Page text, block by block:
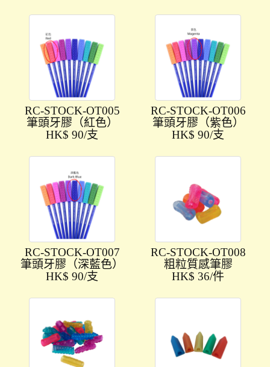
RC-STOCK-OT005
筆頭牙膠（紅色）
HK$ 90/支
RC-STOCK-OT006
筆頭牙膠（紫色）
HK$ 90/支
RC-STOCK-OT007
筆頭牙膠（深藍色）
HK$ 90/支
RC-STOCK-OT008
粗粒質感筆膠
HK$ 36/件